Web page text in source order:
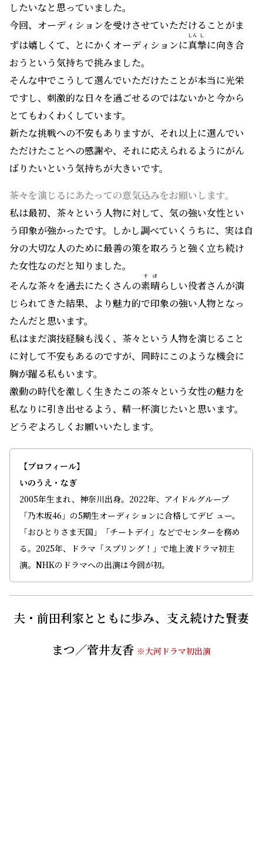
したいなと思っていました。
今回、オーディションを受けさせていただけることがま
ずは嬉しくて、とにかくオーディションに真
しん
摯
し
に向き合
おうという気持ちで挑みました。
そんな中でこうして選んでいただけたことが本当に光栄
ですし、刺激的な日々を過ごせるのではないかと今から
とてもわくわくしています。
新たな挑戦への不安もありますが、それ以上に選んでい
ただけたことへの感謝や、それに応えられるようにがん
ばりたいという気持ちが大きいです。
――茶々を演じるにあたっての意気込みをお願いします。
私は最初、茶々という人物に対して、気の強い女性とい
う印象が強かったです。しかし調べていくうちに、実は自
分の大切な人のために最善の策を取ろうと強く立ち続け
た女性なのだと知りました。
そんな茶々を過去にたくさんの素晴
すば
らしい役者さんが演
じられてきた結果、より魅力的で印象の強い人物となっ
たんだと思います。
私はまだ演技経験も浅く、茶々という人物を演じること
に対して不安もあるのですが、同時にこのような機会に
胸が躍る私もいます。
激動の時代を激しく生きたこの茶々という女性の魅力を
私なりに引き出せるよう、精一杯演じたいと思います。
どうぞよろしくお願いいたします。
【プロフィール】
いのうえ・なぎ
2005年生まれ、神奈川出身。2022年、アイドルグループ
「乃木坂46」の5期生オーディションに合格してデビ ュー。
「おひとりさま天国」「チートデイ」などでセンターを務め
る。2025年、ドラマ「スプリング！」で地上波ドラマ初主
演。NHKのドラマへの出演は今回が初。
夫・前田利家とともに歩み、支え続けた賢妻
まつ／菅井友香 ※大河ドラマ初出演